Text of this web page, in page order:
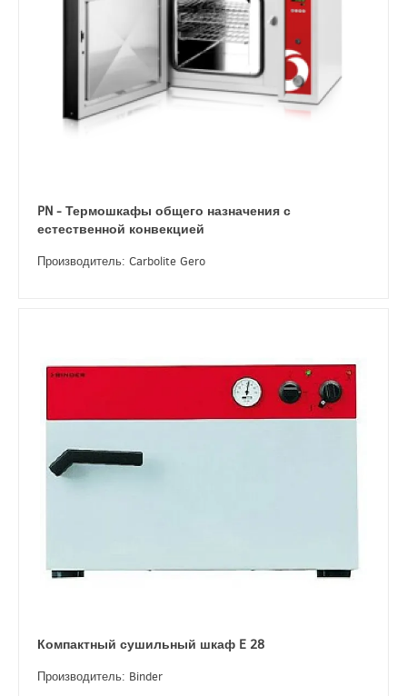
PN - Термошкафы общего назначения с
естественной конвекцией
Производитель: Carbolite Gero
Компактный сушильный шкаф E 28
Производитель: Binder